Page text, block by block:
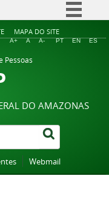
Simplifique!
à informação
Legislação
Canais
MAPA DO SITE
A+ A A- PT EN ES
Pessoas
DO AMAZONAS
Webmail